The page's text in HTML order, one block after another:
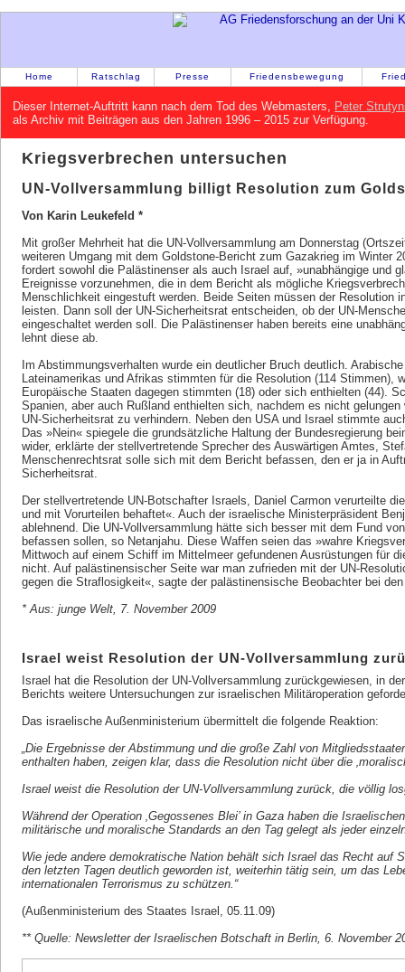
Home Ratschlag Presse Friedensbewegung
Dieser Internet-Auftritt kann nach dem Tod des Webmasters, Peter
als Archiv mit Beiträgen aus den Jahren 1996 – 2015 zur Verfügung.
Kriegsverbrechen untersuchen
UN-Vollversammlung billigt Resolution zum
Von Karin Leukefeld *
Mit großer Mehrheit hat die UN-Vollversammlung am Donnerstag
weiteren Umgang mit dem Goldstone-Bericht zum Gazakrieg im Winter
fordert sowohl die Palästinenser als auch Israel auf, »unabhängige und
Ereignisse vorzunehmen, die in dem Bericht als mögliche
Menschlichkeit eingestuft werden. Beide Seiten müssen der Resolution
leisten. Dann soll der UN-Sicherheitsrat entscheiden, ob der UN-
eingeschaltet werden soll. Die Palästinenser haben bereits eine
lehnt diese ab.
Im Abstimmungsverhalten wurde ein deutlicher Bruch deutlich.
Lateinamerikas und Afrikas stimmten für die Resolution (114 Stimmen),
Europäische Staaten dagegen stimmten (18) oder sich enthielten (44).
Spanien, aber auch Rußland enthielten sich, nachdem es nicht
UN-Sicherheitsrat zu verhindern. Neben den USA und Israel stimmte
Das »Nein« spiegele die grundsätzliche Haltung der Bundesregierung
wider, erklärte der stellvertretende Sprecher des Auswärtigen Amtes,
Menschenrechtsrat solle sich mit dem Bericht befassen, den er ja in
Sicherheitsrat.
Der stellvertretende UN-Botschafter Israels, Daniel Carmon verurteilte
und mit Vorurteilen behaftet«. Auch der israelische Ministerpräsident
ablehnend. Die UN-Vollversammlung hätte sich besser mit dem Fund
befassen sollen, so Netanjahu. Diese Waffen seien das »wahre
Mittwoch auf einem Schiff im Mittelmeer gefundenen Ausrüstungen für
nicht. Auf palästinensischer Seite war man zufrieden mit der UN-
gegen die Straflosigkeit«, sagte der palästinensische Beobachter bei
* Aus: junge Welt, 7. November 2009
Israel weist Resolution der UN-Vollversammlung
Israel hat die Resolution der UN-Vollversammlung zurückgewiesen, in
Berichts weitere Untersuchungen zur israelischen Militäroperation
Das israelische Außenministerium übermittelt die folgende Reaktion:
„Die Ergebnisse der Abstimmung und die große Zahl von
enthalten haben, zeigen klar, dass die Resolution nicht über die
Israel weist die Resolution der UN-Vollversammlung zurück, die völlig
Während der Operation ‚Gegossenes Blei’ in Gaza haben die
militärische und moralische Standards an den Tag gelegt als jeder
Wie jede andere demokratische Nation behält sich Israel das Recht auf
den letzten Tagen deutlich geworden ist, weiterhin tätig sein, um das
internationalen Terrorismus zu schützen.“
(Außenministerium des Staates Israel, 05.11.09)
** Quelle: Newsletter der Israelischen Botschaft in Berlin, 6. November